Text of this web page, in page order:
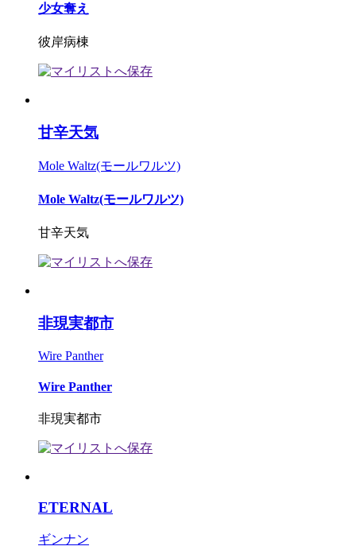
少女奪え
彼岸病棟
甘辛天気
Mole Waltz(モールワルツ)
Mole Waltz(モールワルツ)
甘辛天気
非現実都市
Wire Panther
Wire Panther
非現実都市
ETERNAL
ギンナン